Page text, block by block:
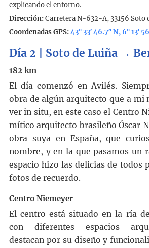
explicando el entorno.
Dirección:Carretera N-632-A, 33156 Soto
Coordenadas GPS:43° 33′ 46.7″ N, 6° 13′
Día 2 | Soto de Luiña →
182 km
El día comenzó en Avilés.
obra de algún arquitecto que a mi
ver in situ, en este caso el Centro
mítico arquitecto brasileño Óscar
obra suya en España, que
nombre, y en la que pasamos un
espacio hizo las delicias de todos
fotos de recuerdo.
Centro Niemeyer
El centro está situado en la ría
con diferentes espacios
destacan por su diseño y